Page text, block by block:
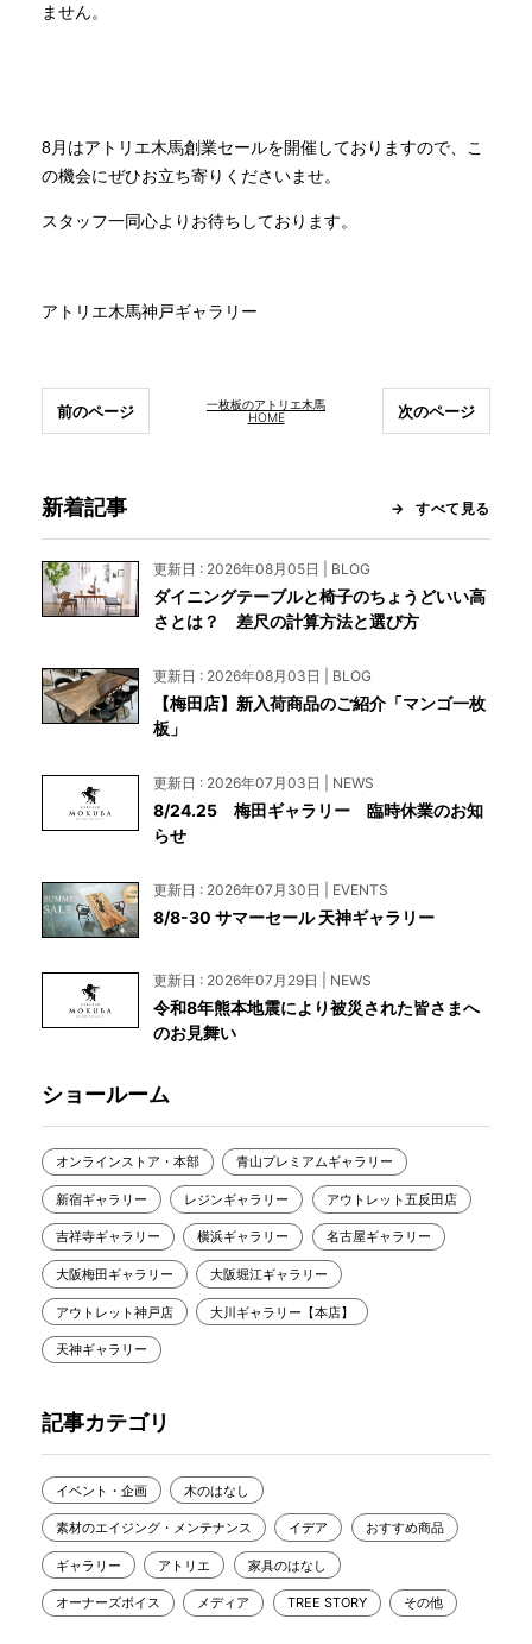
ません。
8月はアトリエ木馬創業セールを開催しておりますので、こ
の機会にぜひお立ち寄りくださいませ。
スタッフ一同心よりお待ちしております。
アトリエ木馬神戸ギャラリー
一枚板のアトリエ木馬
HOME
前のページ 次のページ
新着記事 すべて見る
更新日 : 2026年08月05日 | BLOG
ダイニングテーブルと椅子のちょうどいい高
さとは？ 差尺の計算方法と選び方
更新日 : 2026年08月03日 | BLOG
【梅田店】新入荷商品のご紹介「マンゴ一枚
板」
更新日 : 2026年07月03日 | NEWS
8/24.25 梅田ギャラリー 臨時休業のお知
らせ
更新日 : 2026年07月30日 | EVENTS
8/8-30 サマーセール 天神ギャラリー
更新日 : 2026年07月29日 | NEWS
令和8年熊本地震により被災された皆さまへ
のお見舞い
ショールーム
オンラインストア・本部 青山プレミアムギャラリー
新宿ギャラリー レジンギャラリー アウトレット五反田店
吉祥寺ギャラリー 横浜ギャラリー 名古屋ギャラリー
大阪梅田ギャラリー 大阪堀江ギャラリー
アウトレット神戸店 大川ギャラリー【本店】
天神ギャラリー
記事カテゴリ
イベント・企画 木のはなし
素材のエイジング・メンテナンス イデア おすすめ商品
ギャラリー アトリエ 家具のはなし
オーナーズボイス メディア TREE STORY その他